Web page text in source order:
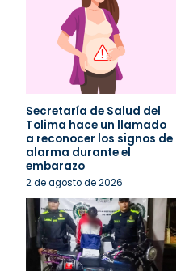
Secretaría de Salud del
Tolima hace un llamado
a reconocer los signos de
alarma durante el
embarazo
2 de agosto de 2026